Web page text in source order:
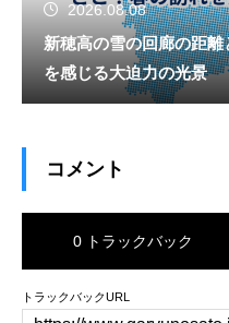
2026.08.08
新穂高の雪の回廊の距
を感じる大迫力の光景
コメント
0 トラックバック
トラックバックURL